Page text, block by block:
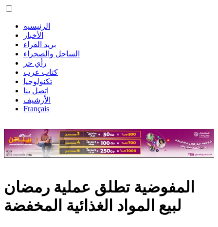
الرئيسية
الأخبار
بريد القراء
الساحل والصحراء
رأي حر
كتاب عرب
تكنولوجيا
اتصل بنا
الأرشيف
Français
المفوضية تطلق عملية رمضان
لبيع المواد الغذائية المخفضة